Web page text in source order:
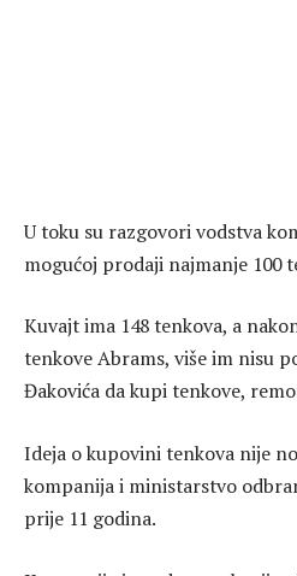
U toku su razgovori vodstva
mogućoj prodaji najmanje 100
Kuvajt ima 148 tenkova, a
tenkove Abrams, više im nisu
Đakovića da kupi tenkove,
Ideja o kupovini tenkova nije
kompanija i ministarstvo
prije 11 godina.